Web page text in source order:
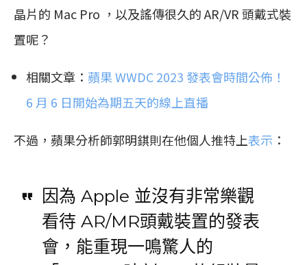
晶片的 Mac Pro ，以及謠傳很久的 AR/VR 頭戴式裝
置呢？
相關文章： 蘋果 WWDC 2023 發表會時間公佈！
6 月 6 日開始為期五天的線上直播
不過，蘋果分析師郭明錤則在他個人推特上表示 ：
因為 Apple 並沒有非常樂觀
看待 AR/MR頭戴裝置的發表
會，能重現一鳴驚人的